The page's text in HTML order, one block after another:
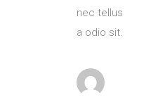
nec tellus
a odio sit.